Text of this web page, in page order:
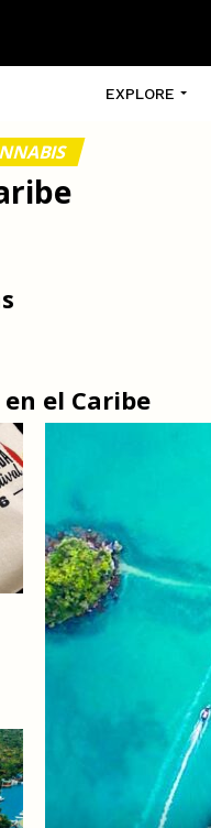
EXPLORE
el Caribe